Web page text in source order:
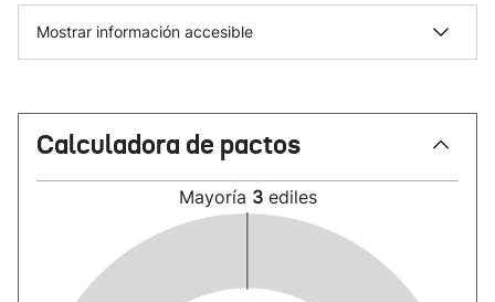
Mostrar información accesible
Calculadora de pactos
Mayoría 3 ediles